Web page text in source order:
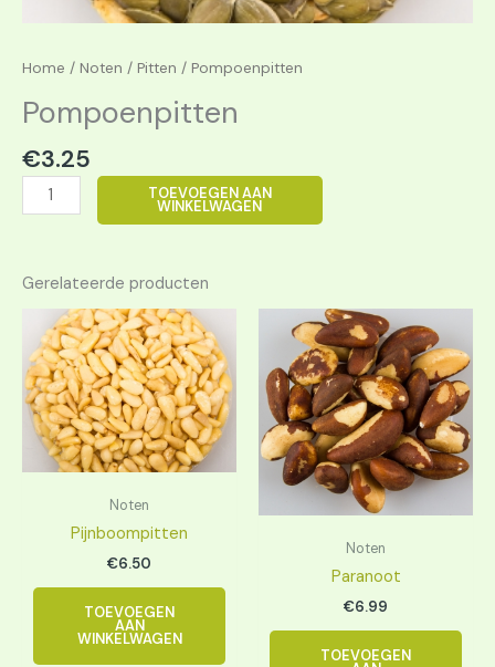
Home / Noten / Pitten / Pompoenpitten
Pompoenpitten
€3.25
TOEVOEGEN AAN
WINKELWAGEN
Gerelateerde producten
Noten
Pijnboompitten
€6.50
TOEVOEGEN
AAN
WINKELWAGEN
Noten
Paranoot
€6.99
TOEVOEGEN